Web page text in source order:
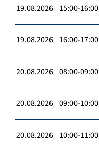
19.08.2026 15:00-16:00
19.08.2026 16:00-17:00
20.08.2026 08:00-09:00
20.08.2026 09:00-10:00
20.08.2026 10:00-11:00